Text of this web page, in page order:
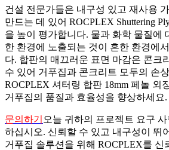
건설 전문가들은 내구성 있고 재사용
만드는 데 있어 ROCPLEX Shuttering
을 높이 평가합니다. 물과 화학 물질에
한 환경에 노출되는 것이 흔한 환경에
다. 합판의 매끄러운 표면 마감은 콘크
수 있어 거푸집과 콘크리트 모두의 손
ROCPLEX 셔터링 합판 18mm 페놀 외
거푸집의 품질과 효율성을 향상하세요.
문의하기 오늘 귀하의 프로젝트 요구
하십시오. 신뢰할 수 있고 내구성이 뛰
거푸집 솔루션을 위해 ROCPLEX를 신